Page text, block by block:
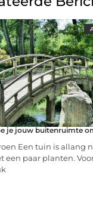
je jouw buitenruimte
Een tuin is allang
een paar planten.